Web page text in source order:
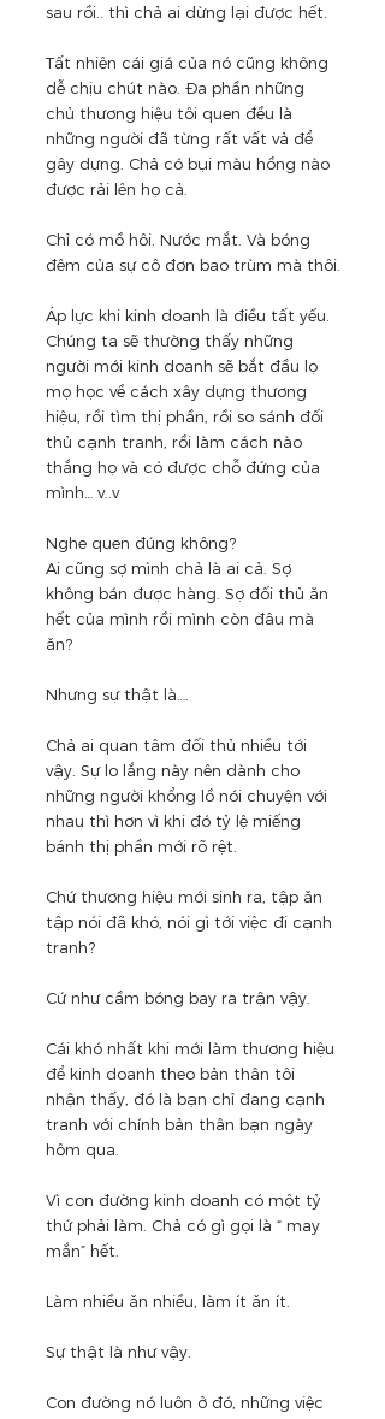
sau rồi.. thì chả ai dừng lại được hết.
Tất nhiên cái giá của nó cũng không
dễ chịu chút nào. Đa phần những
chủ thương hiệu tôi quen đều là
những người đã từng rất vất vả để
gây dựng. Chả có bụi màu hồng nào
được rải lên họ cả.
Chỉ có mồ hôi. Nước mắt. Và bóng
đêm của sự cô đơn bao trùm mà thôi.
Áp lực khi kinh doanh là điều tất yếu.
Chúng ta sẽ thường thấy những
người mới kinh doanh sẽ bắt đầu lọ
mọ học về cách xây dựng thương
hiệu, rồi tìm thị phần, rồi so sánh đối
thủ cạnh tranh, rồi làm cách nào
thắng họ và có được chỗ đứng của
mình… v..v
Nghe quen đúng không?
Ai cũng sợ mình chả là ai cả. Sợ
không bán được hàng. Sợ đối thủ ăn
hết của mình rồi mình còn đâu mà
ăn?
Nhưng sự thật là….
Chả ai quan tâm đối thủ nhiều tới
vậy. Sự lo lắng này nên dành cho
những người khổng lồ nói chuyện với
nhau thì hơn vì khi đó tỷ lệ miếng
bánh thị phần mới rõ rệt.
Chứ thương hiệu mới sinh ra, tập ăn
tập nói đã khó, nói gì tới việc đi cạnh
tranh?
Cứ như cầm bóng bay ra trận vậy.
Cái khó nhất khi mới làm thương hiệu
để kinh doanh theo bản thân tôi
nhận thấy, đó là bạn chỉ đang cạnh
tranh với chính bản thân bạn ngày
hôm qua.
Vì con đường kinh doanh có một tỷ
thứ phải làm. Chả có gì gọi là “ may
mắn” hết.
Làm nhiều ăn nhiều, làm ít ăn ít.
Sự thật là như vậy.
Con đường nó luôn ở đó, những việc